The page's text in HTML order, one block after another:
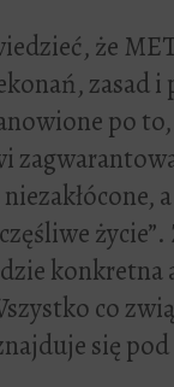
że
zasad i
po
co
się